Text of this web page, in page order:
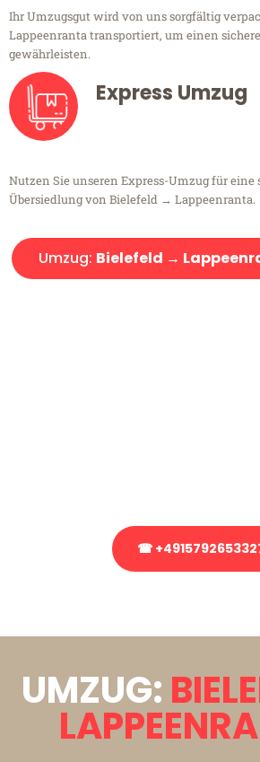
Ihr Umzugsgut wird von uns sorgfältig
Lappeenranta transportiert, um einen
gewährleisten.
Express Umzug
Nutzen Sie unseren Express-Umzug für
Übersiedlung von Bielefeld → Lappeenranta.
Umzug: Bielefeld →
☎
UMZUG: